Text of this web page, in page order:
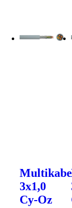
3x1,0
Cy-Oz